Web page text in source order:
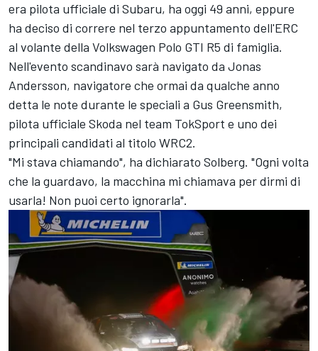
era pilota ufficiale di Subaru, ha oggi 49 anni, eppure
ha deciso di correre nel terzo appuntamento dell'ERC
al volante della Volkswagen Polo GTI R5 di famiglia.
Nell'evento scandinavo sarà navigato da Jonas
Andersson, navigatore che ormai da qualche anno
detta le note durante le speciali a Gus Greensmith,
pilota ufficiale Skoda nel team TokSport e uno dei
principali candidati al titolo WRC2.
"Mi stava chiamando", ha dichiarato Solberg. "Ogni volta
che la guardavo, la macchina mi chiamava per dirmi di
usarla! Non puoi certo ignorarla".